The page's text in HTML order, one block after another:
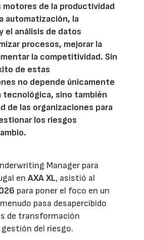
motores de la productividad
automatización, la
el análisis de datos
procesos, mejorar la
la competitividad. Sin
de estas
no depende únicamente
tecnológica, sino también
de las organizaciones para
los riesgos
Manager para
enAXA XL, asistió al
para poner el foco en un
pasa desapercibido
de transformación
gestión del riesgo.